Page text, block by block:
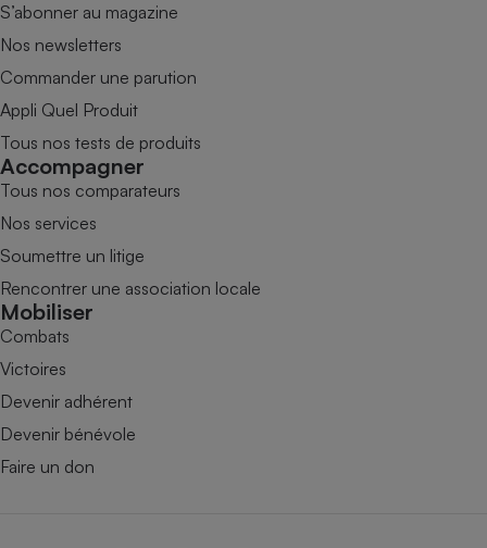
S’abonner au magazine
Nos newsletters
Commander une parution
Appli Quel Produit
Tous nos tests de produits
Accompagner
Tous nos comparateurs
Nos services
Soumettre un litige
Rencontrer une association locale
Mobiliser
Combats
Victoires
Devenir adhérent
Devenir bénévole
Faire un don